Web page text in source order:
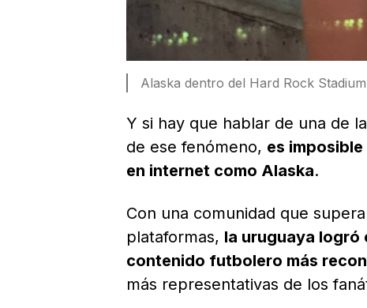
Alaska dentro del Hard Rock
Y si hay que hablar de una de
de ese fenómeno, es
en internet como Alaska.
Con una comunidad que
plataformas, la uruguaya logró
contenido futbolero más
más representativas de los